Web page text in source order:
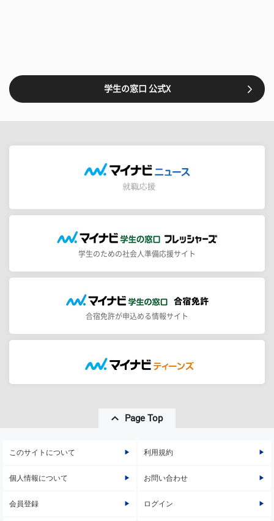
学生の窓口 公式X
学生のための社会人準備応援サイト
合宿免許が申込める情報サイト
Page Top
このサイトについて 利用規約
個人情報について お問い合わせ
会員登録 ログイン